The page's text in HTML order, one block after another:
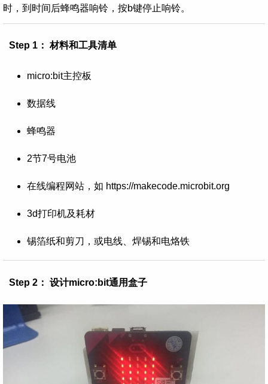
时，到时间后蜂鸣器响铃，按b键停止响铃。
Step 1： 材料和工具清单
micro:bit主控板
数据线
蜂鸣器
2节7号电池
在线编程网站，如 https://makecode.microbit.org
3d打印机及耗材
锡箔纸和剪刀，或电线、焊锡和电烙铁
Step 2： 设计micro:bit通用盒子